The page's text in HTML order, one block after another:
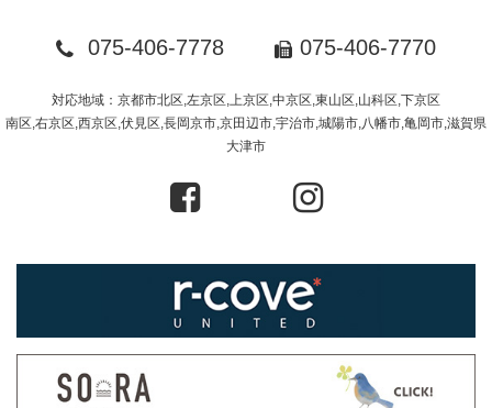
075-406-7778 075-406-7770
対応地域：京都市北区,左京区,上京区,中京区,東山区,山科区,下京区
南区,右京区,西京区,伏見区,長岡京市,京田辺市,宇治市,城陽市,八幡市,亀岡市,滋賀県
大津市